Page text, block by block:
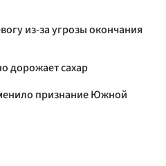
из-за угрозы окончания
дорожает сахар
признание Южной